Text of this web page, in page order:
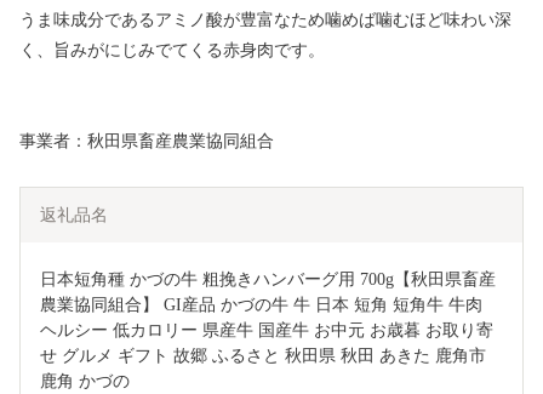
うま味成分であるアミノ酸が豊富なため噛めば噛むほど味わい深
く、旨みがにじみでてくる赤身肉です。
事業者：秋田県畜産農業協同組合
返礼品名
日本短角種 かづの牛 粗挽きハンバーグ用 700g【秋田県畜産
農業協同組合】 GI産品 かづの牛 牛 日本 短角 短角牛 牛肉
ヘルシー 低カロリー 県産牛 国産牛 お中元 お歳暮 お取り寄
せ グルメ ギフト 故郷 ふるさと 秋田県 秋田 あきた 鹿角市
鹿角 かづの